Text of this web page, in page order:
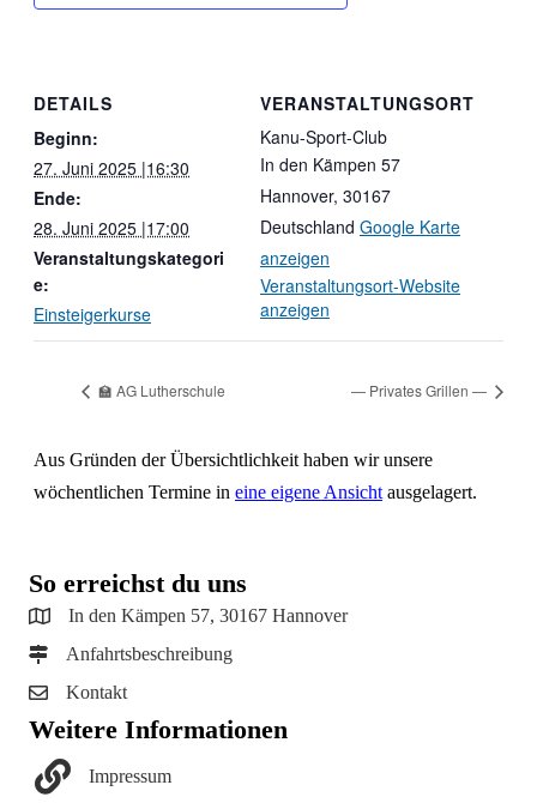
DETAILS
Beginn:
27. Juni 2025 |16:30
Ende:
28. Juni 2025 |17:00
Veranstaltungskategori
e:
Einsteigerkurse
VERANSTALTUNGSORT
Kanu-Sport-Club
In den Kämpen 57
Hannover, 30167
Deutschland Google Karte
anzeigen
Veranstaltungsort-Website
anzeigen
🏫 AG Lutherschule — Privates Grillen —
Aus Gründen der Übersichtlichkeit haben wir unsere
wöchentlichen Termine in eine eigene Ansicht ausgelagert.
So erreichst du uns
In den Kämpen 57, 30167 Hannover
Anfahrtsbeschreibung
Kontakt
Weitere Informationen
Impressum